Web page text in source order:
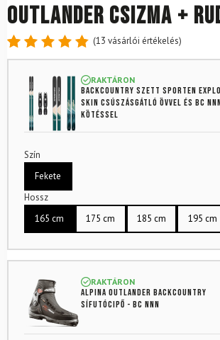
Outlander csizma +
Értékelés
5-ből,
13
értékelés
alapján
(13 vásárlói értékelés)
RAKTÁRON
Backcountry szett SPORTEN
SKIN csúszásgátló övvel és BC
kötéssel
Szín
Fekete
Hossz
165 cm
175 cm 185 cm 195 cm
RAKTÁRON
ALPINA Outlander backcountry
sífutócipő - BC NNN